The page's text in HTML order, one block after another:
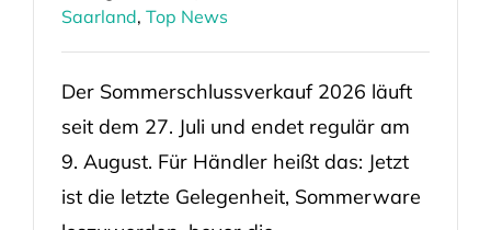
Saarland, Top News
Der Sommerschlussverkauf 2026 läuft
seit dem 27. Juli und endet regulär am
9. August. Für Händler heißt das: Jetzt
ist die letzte Gelegenheit, Sommerware